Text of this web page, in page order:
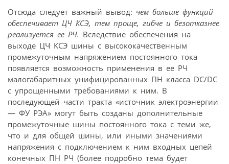
Отсюда следует важный вывод: чем больше функций
обеспечивает ЦЧ КСЭ, тем проще, гибче и безотказнее
реализуется ее РЧ. Вследствие обеспечения на
выходе ЦЧ КСЭ шины с высококачественным
промежуточным напряжением постоянного тока
появляется возможность применения в ее РЧ
малогабаритных унифицированных ПН класса DC/DC
с упрощенными требованиями к ним. В
последующей части тракта «источник электроэнергии
— ФУ РЭА» могут быть созданы дополнительные
промежуточные шины постоянного тока с теми же,
что и для общей шины, или иными значениями
напряжения с подключением к ним входных цепей
конечных ПН РЧ (более подробно тема будет